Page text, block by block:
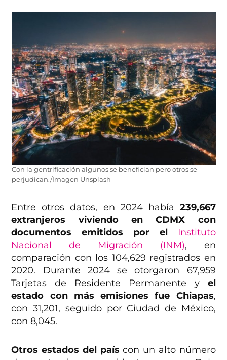
Con la gentrificación algunos se benefician pero otros se
perjudican./Imagen Unsplash
Entre otros datos, en 2024 había 239,667
extranjeros viviendo en CDMX con
documentos emitidos por el
Instituto
Nacional de Migración (INM), en
comparación con los 104,629 registrados en
2020. Durante 2024 se otorgaron 67,959
Tarjetas de Residente Permanente y el
estado con más emisiones fue Chiapas,
con 31,201, seguido por Ciudad de México,
con 8,045.
Otros estados del país con un alto número